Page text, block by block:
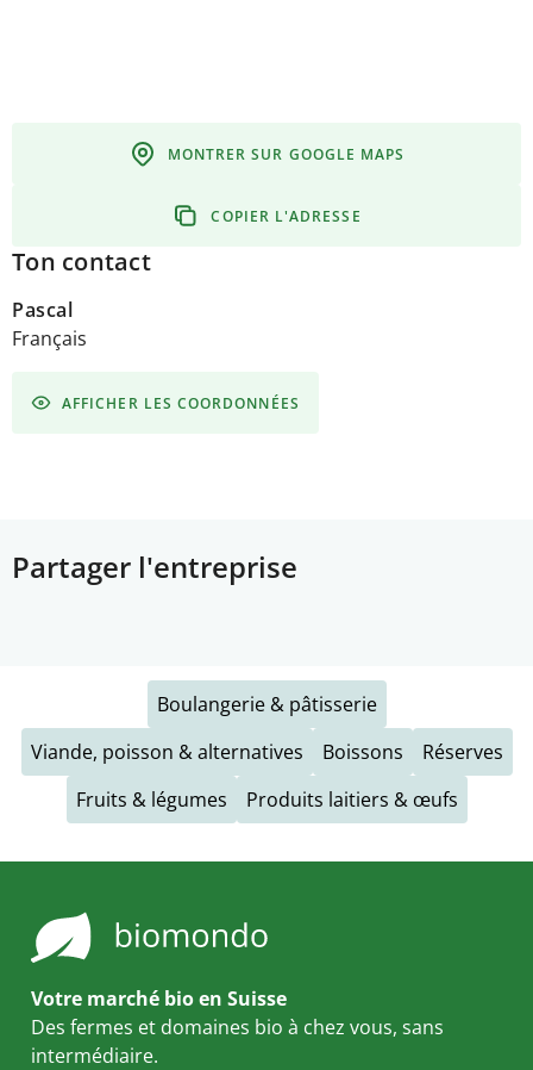
MONTRER SUR GOOGLE MAPS
COPIER L'ADRESSE
Ton contact
Pascal
Français
AFFICHER LES COORDONNÉES
Partager l'entreprise
Boulangerie & pâtisserie
Viande, poisson & alternatives
Boissons
Réserves
Fruits & légumes
Produits laitiers & œufs
Votre marché bio en Suisse
Des fermes et domaines bio à chez vous, sans
intermédiaire.